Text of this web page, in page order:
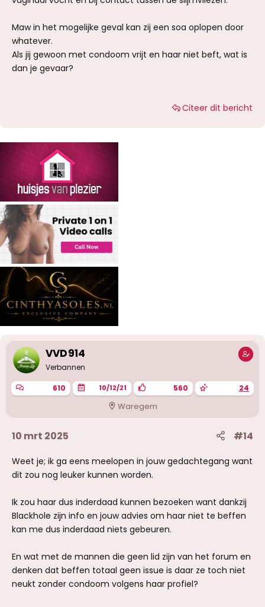
Maw in het mogelijke geval kan zij een soa oplopen door
whatever.
Als jij gewoon met condoom vrijt en haar niet beft, wat is
dan je gevaar?
Citeer dit bericht
VVD914
Verbannen
610 10/12/21 560 24
Waregem
10 mrt 2025 #14
Weet je; ik ga eens meelopen in jouw gedachtegang want
dit zou nog leuker kunnen worden.
Ik zou haar dus inderdaad kunnen bezoeken want dankzij
Blackhole zijn info en jouw advies om haar niet te beffen
kan me dus inderdaad niets gebeuren.
En wat met de mannen die geen lid zijn van het forum en
denken dat beffen totaal geen issue is daar ze toch niet
neukt zonder condoom volgens haar profiel?